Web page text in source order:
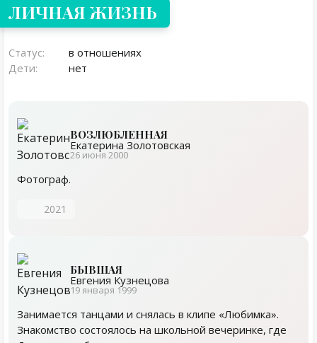
ЛИЧНАЯ ЖИЗНЬ
Статус:
в отношениях
Дети:
нет
ВОЗЛЮБЛЕННАЯ
Екатерина Золотовская
26 июня 2000
Фотограф.
2021
БЫВШАЯ
Евгения Кузнецова
19 января 1999
Занимается танцами и снялась в клипе «Любимка».
Знакомство состоялось на школьной вечеринке, где